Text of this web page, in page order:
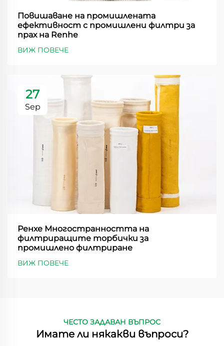
Повишаване на промишлената
ефективност с промишлени филтри за
прах на Renhe
ВИЖ ПОВЕЧЕ
27
Sep
Ренхе Многостранността на
филтриращите торбички за
промишлено филтриране
ВИЖ ПОВЕЧЕ
ЧЕСТО ЗАДАВАН ВЪПРОС
Имате ли някакви въпроси?